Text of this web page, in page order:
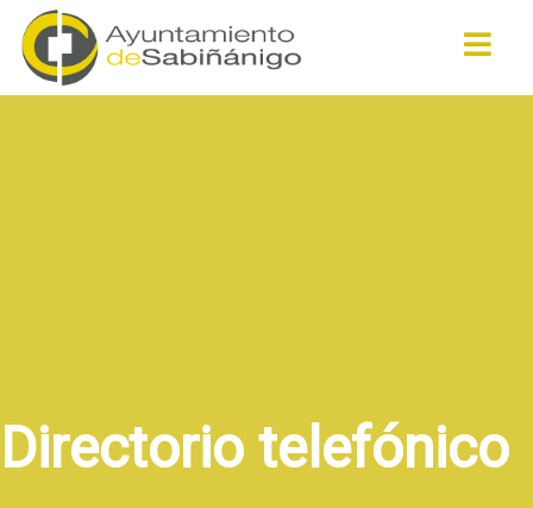
Directorio telefónico